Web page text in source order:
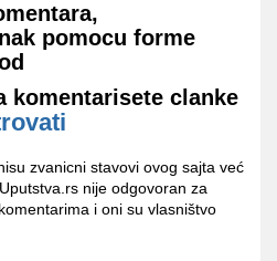
pomocu forme
komentarisete clanke
zvanicni stavovi ovog sajta već
nije odgovoran za
i oni su vlasništvo